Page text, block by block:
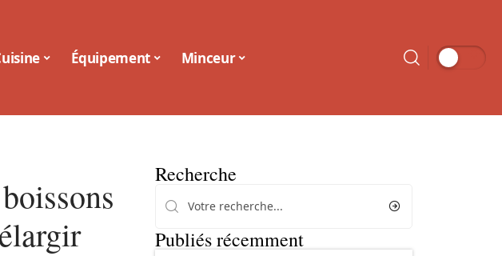
Équipement Minceur
Recherche
Publiés récemment